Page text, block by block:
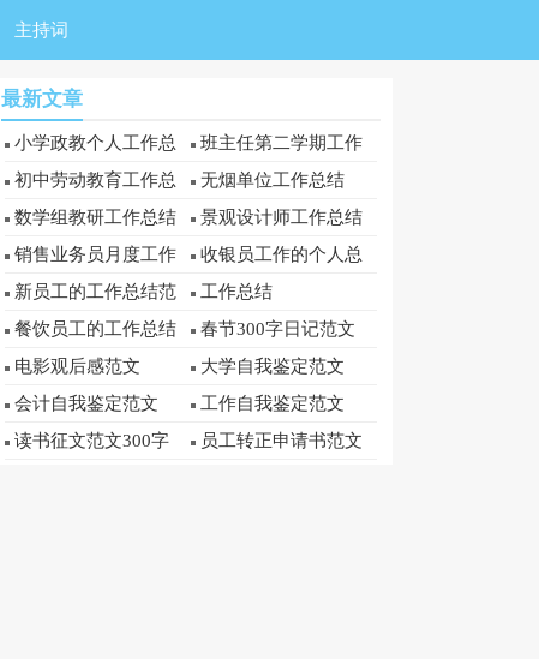
主持词
最新文章
小学政教个人工作总
结
班主任第二学期工作
总结
初中劳动教育工作总
结
无烟单位工作总结
数学组教研工作总结
景观设计师工作总结
销售业务员月度工作
总结
收银员工作的个人总
结
新员工的工作总结范
文
工作总结
餐饮员工的工作总结
春节300字日记范文
电影观后感范文
大学自我鉴定范文
会计自我鉴定范文
工作自我鉴定范文
读书征文范文300字
员工转正申请书范文